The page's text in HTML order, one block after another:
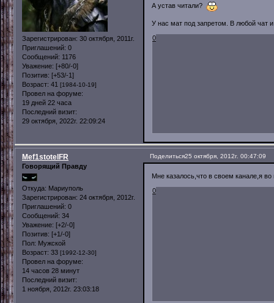
Зарегистрирован: 30 октября, 2011г.
Приглашений: 0
Сообщений: 1176
Уважение: [+80/-0]
Позитив: [+53/-1]
Возраст: 41 [1984-10-19]
Провел на форуме:
19 дней 22 часа
Последний визит:
29 октября, 2022г. 22:09:24
А устав читали?
У нас мат под запретом. В любой чат и
0
Поделиться25 октября, 2012г. 00:47:09
Mef1stotelFR
Говорящий Правду
Откуда: Мариуполь
Зарегистрирован: 24 октября, 2012г.
Приглашений: 0
Сообщений: 34
Уважение: [+2/-0]
Позитив: [+1/-0]
Пол: Мужской
Возраст: 33 [1992-12-30]
Провел на форуме:
14 часов 28 минут
Последний визит:
1 ноября, 2012г. 23:03:18
Мне казалось,что в своем канале,я
0